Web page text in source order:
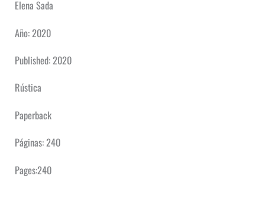
Elena Sada
Año: 2020
Published: 2020
Rústica
Paperback
Páginas: 240
Pages:240